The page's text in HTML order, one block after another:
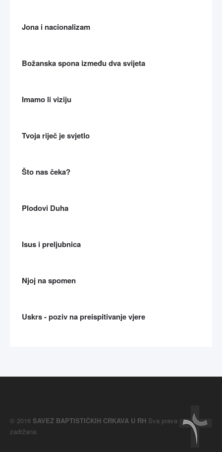
Jona i nacionalizam
Božanska spona između dva svijeta
Imamo li viziju
Tvoja riječ je svjetlo
Što nas čeka?
Plodovi Duha
Isus i preljubnica
Njoj na spomen
Uskrs - poziv na preispitivanje vjere
© 2016 SAVEZ BAPTISTIČKIH CRKAVA U RH Sva prava
zadržana.